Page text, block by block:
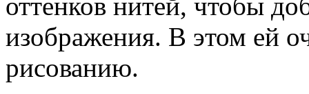
оттенков нитей, чтобы
изображения. В этом ей
рисованию.